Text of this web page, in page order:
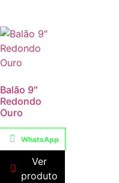
Balão 9″
Redondo
Ouro
WhatsApp
Ver
produto